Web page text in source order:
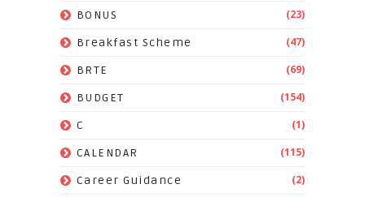
BONUS (23)
Breakfast Scheme (47)
BRTE (69)
BUDGET (154)
C (1)
CALENDAR (115)
Career Guidance (2)